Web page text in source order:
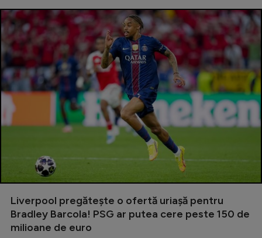
Liverpool pregătește o ofertă uriașă pentru
Bradley Barcola! PSG ar putea cere peste 150 de
milioane de euro